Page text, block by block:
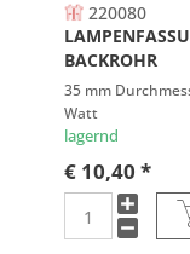
220080
BACKROHR
35 mm
Watt
lagernd
€ 10,40 *